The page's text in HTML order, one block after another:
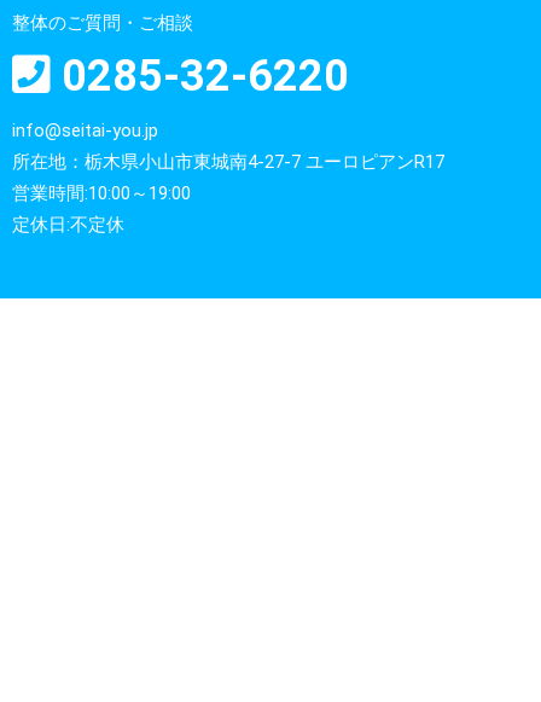
整体のご質問・ご相談
0285-32-6220
info@seitai-you.jp
所在地：栃木県小山市東城南4-27-7 ユーロピアンR17
営業時間:10:00～19:00
定休日:不定休